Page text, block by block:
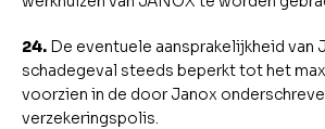
24. De eventuele aansprakelijkheid van
schadegeval steeds beperkt tot het
voorzien in de door Janox
verzekeringspolis.